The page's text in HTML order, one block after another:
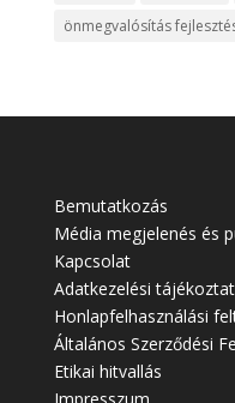
önmegvalósítás
Bemutatkozás
Média megjelenés és
Kapcsolat
Adatkezelési
Honlapfelhasználási
Általános Szerződési
Etikai hitvallás
Impresszum